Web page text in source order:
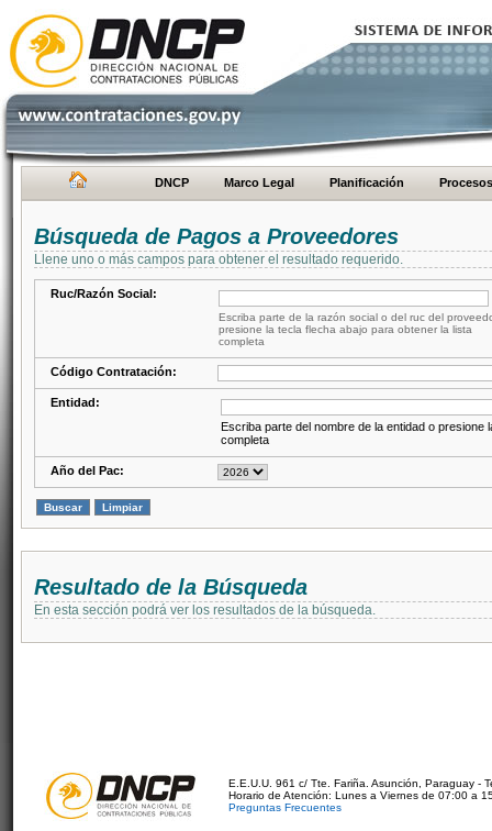
DNCP Marco Legal Planificación Procesos
Búsqueda de Pagos a Proveedores
Llene uno o más campos para obtener el resultado requerido.
Ruc/Razón Social:
Escriba parte de la razón social o del ruc del
presione la tecla flecha abajo para obtener la lista
completa
Código Contratación:
Entidad:
Escriba parte del nombre de la entidad o presione
completa
Año del Pac:
Resultado de la Búsqueda
En esta sección podrá ver los resultados de la búsqueda.
E.E.U.U. 961 c/ Tte. Fariña. Asunción, Paraguay -
Horario de Atención: Lunes a Viernes de 07:00 a
Preguntas Frecuentes